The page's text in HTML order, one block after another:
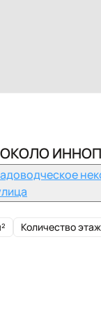
Количество